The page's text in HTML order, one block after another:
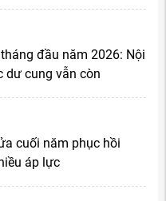
đầu năm 2026: Nội
dư cung vẫn còn
cuối năm phục hồi
áp lực